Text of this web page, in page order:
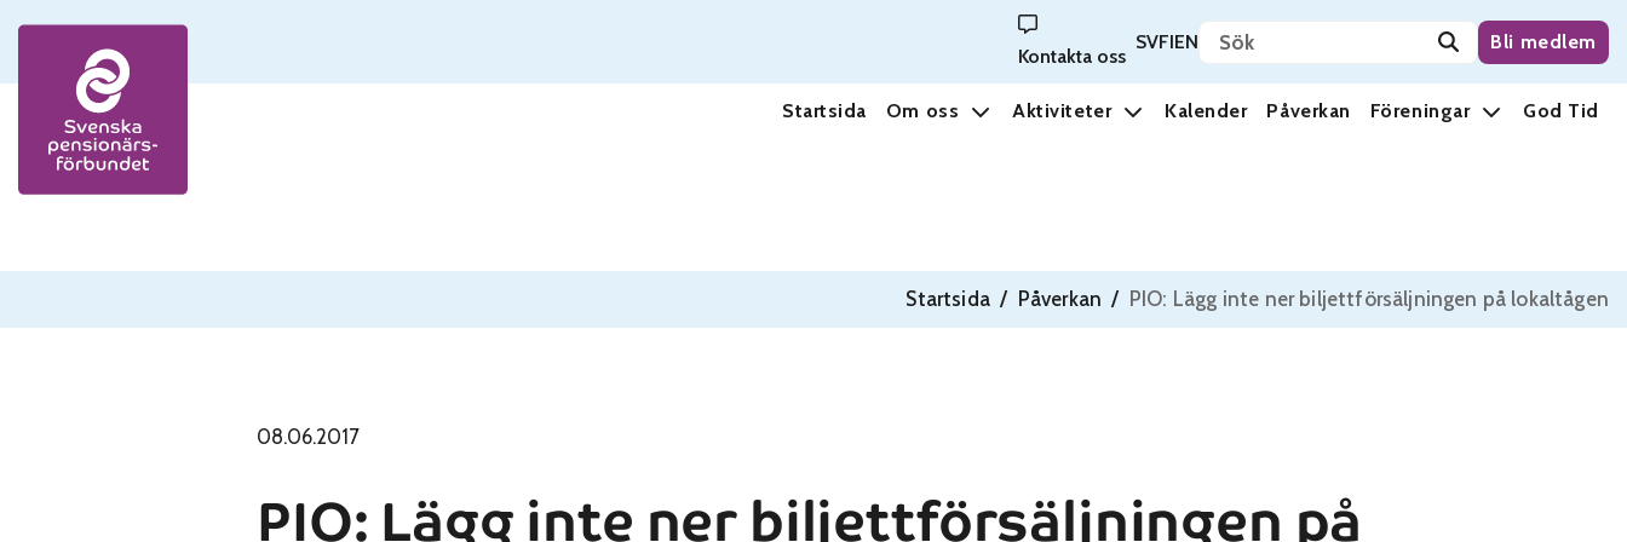
Skip to content
Kontakta oss
Svenska
SVSuomi
FIEnglish
ENSök på sidan Bli medlem
Startsida Om oss Aktiviteter Kalender Påverkan Föreningar God Tid
Startsida / Påverkan / PIO: Lägg inte ner biljettförsäljningen på lokaltågen
08.06.2017
PIO: Lägg inte ner biljettförsäljningen på